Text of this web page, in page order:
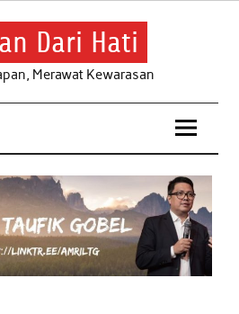
Dari Hati
Merawat Kewarasan